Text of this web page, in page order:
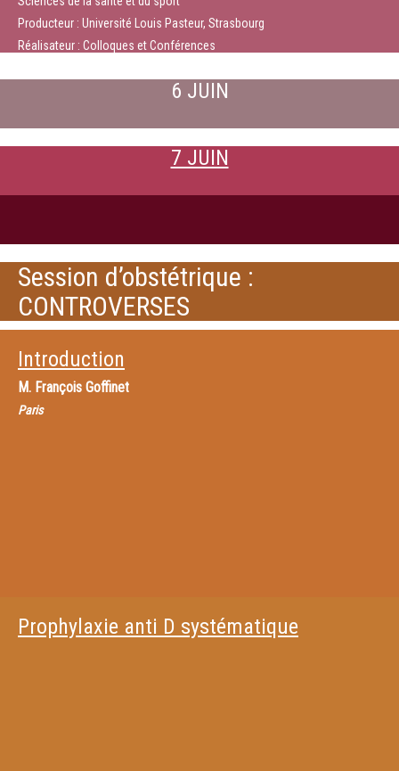
Producteur : Université Louis Pasteur, Strasbourg
Réalisateur : Colloques et Conférences
6 JUIN
7 JUIN
Session d’obstétrique :
CONTROVERSES
Introduction
M. François Goffinet
Paris
Prophylaxie anti D systématique